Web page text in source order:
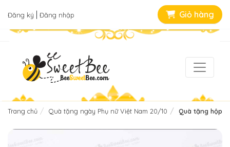
Đăng ký Đăng nhập Giỏ hàng
Trang chủ Quà tặng ngày Phụ nữ Việt Nam 20/10 Quà tặng hộp